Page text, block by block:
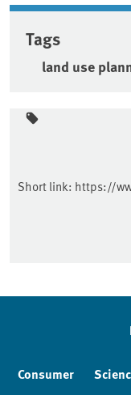
Tags
land use
Sidebar
Short link: https://
Consumer